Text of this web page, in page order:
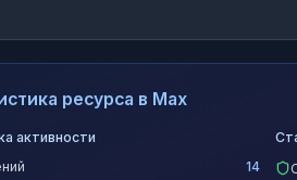
ресурса в Max
активности
14